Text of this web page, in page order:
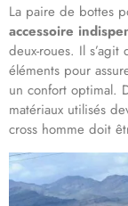
La paire de bottes
accessoire
deux-roues. Il
éléments pour
un confort optimal.
matériaux utilisés
cross homme doit